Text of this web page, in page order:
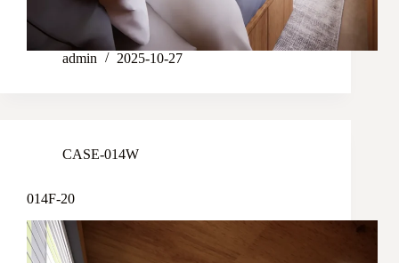
admin 2025-10-27
CASE-014W
014F-20